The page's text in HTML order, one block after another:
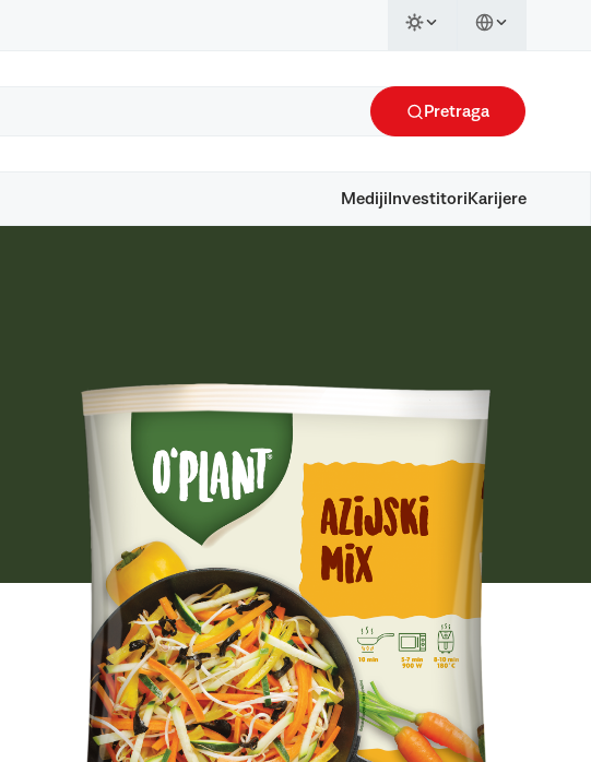
Pretraga
Mediji Investitori Karijere